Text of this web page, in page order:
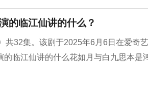
的临江仙讲的什么？
共32集。该剧于2025年6月6日在爱奇
的临江仙讲的什么花如月与白九思本